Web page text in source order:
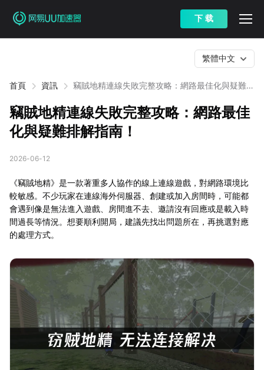
下 载
首頁 資訊
竊賊地精連線失敗完整攻略：網路最佳化與疑難排
繁體中文
竊賊地精連線失敗完整攻略：網路最佳
化與疑難排解指南！
2026-06-12
《竊賊地精》是一款著重多人協作的線上連線遊戲，對網路環境比
較敏感。不少玩家在連線海外伺服器、創建或加入房間時，可能都
會遇到像是無法進入遊戲、房間進不去、邀請沒有回應或是載入時
間過長等情況。想要順利開局，建議先找出問題所在，再挑選對應
的處理方式。